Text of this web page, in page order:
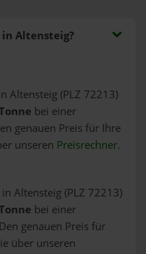
Altensteig?
Altensteig (PLZ 72213)
bei einer
genauen Preis für Ihre
unseren Preisrechner.
Altensteig (PLZ 72213)
bei einer
genauen Preis für
über unseren